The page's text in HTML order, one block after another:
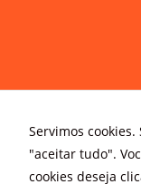
Av. Pontes Vieira,
Servimos
"aceitar tudo".
cookies deseja